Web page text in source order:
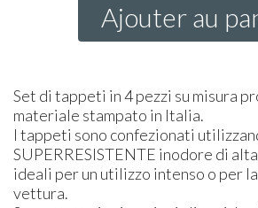
Ajouter au
Set di tappeti in 4 pezzi su misura
materiale stampato in Italia.
I tappeti sono confezionati
SUPERRESISTENTE inodore di
ideali per un utilizzo intenso o per
vettura.